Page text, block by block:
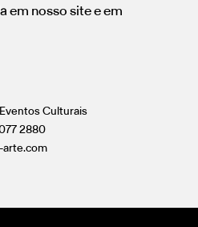
em nosso site e em
Culturais
2880
arte.com